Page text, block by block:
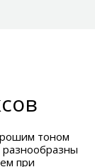
тоном
при